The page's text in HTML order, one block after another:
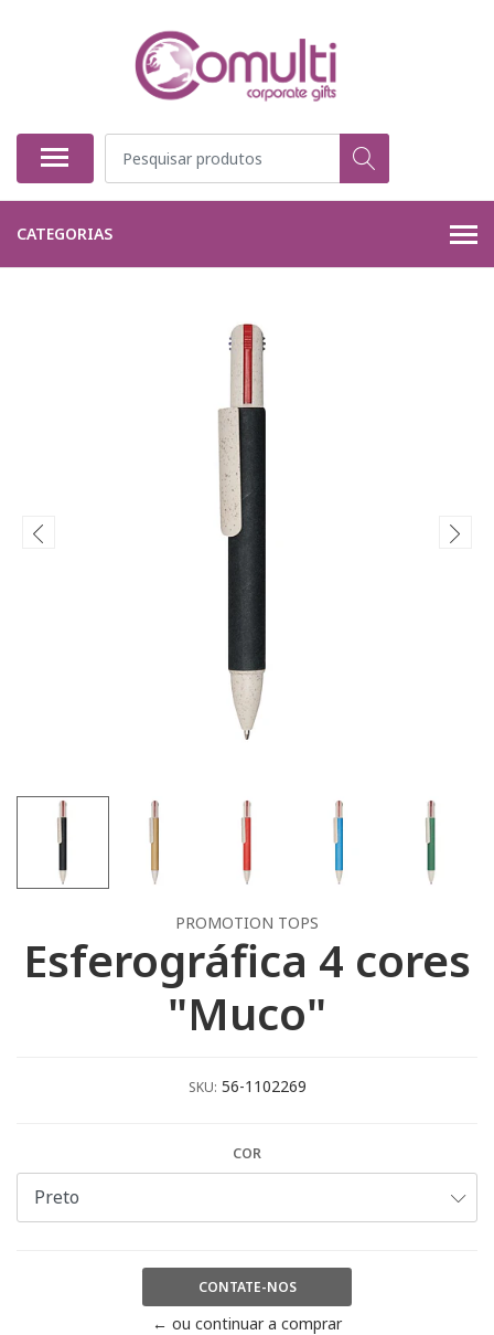
CATEGORIAS
PROMOTION TOPS
Esferográfica 4 cores
"Muco"
SKU: 56-1102269
COR
CONTATE-NOS
← ou continuar a comprar